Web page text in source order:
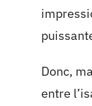
Donc,
entre